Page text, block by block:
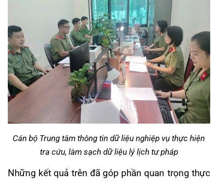
Cán bộ Trung tâm thông tin dữ liệu nghiệp vụ thực hiện
tra cứu, làm sạch dữ liệu lý lịch tư pháp
Những kết quả trên đã góp phần quan trọng thực